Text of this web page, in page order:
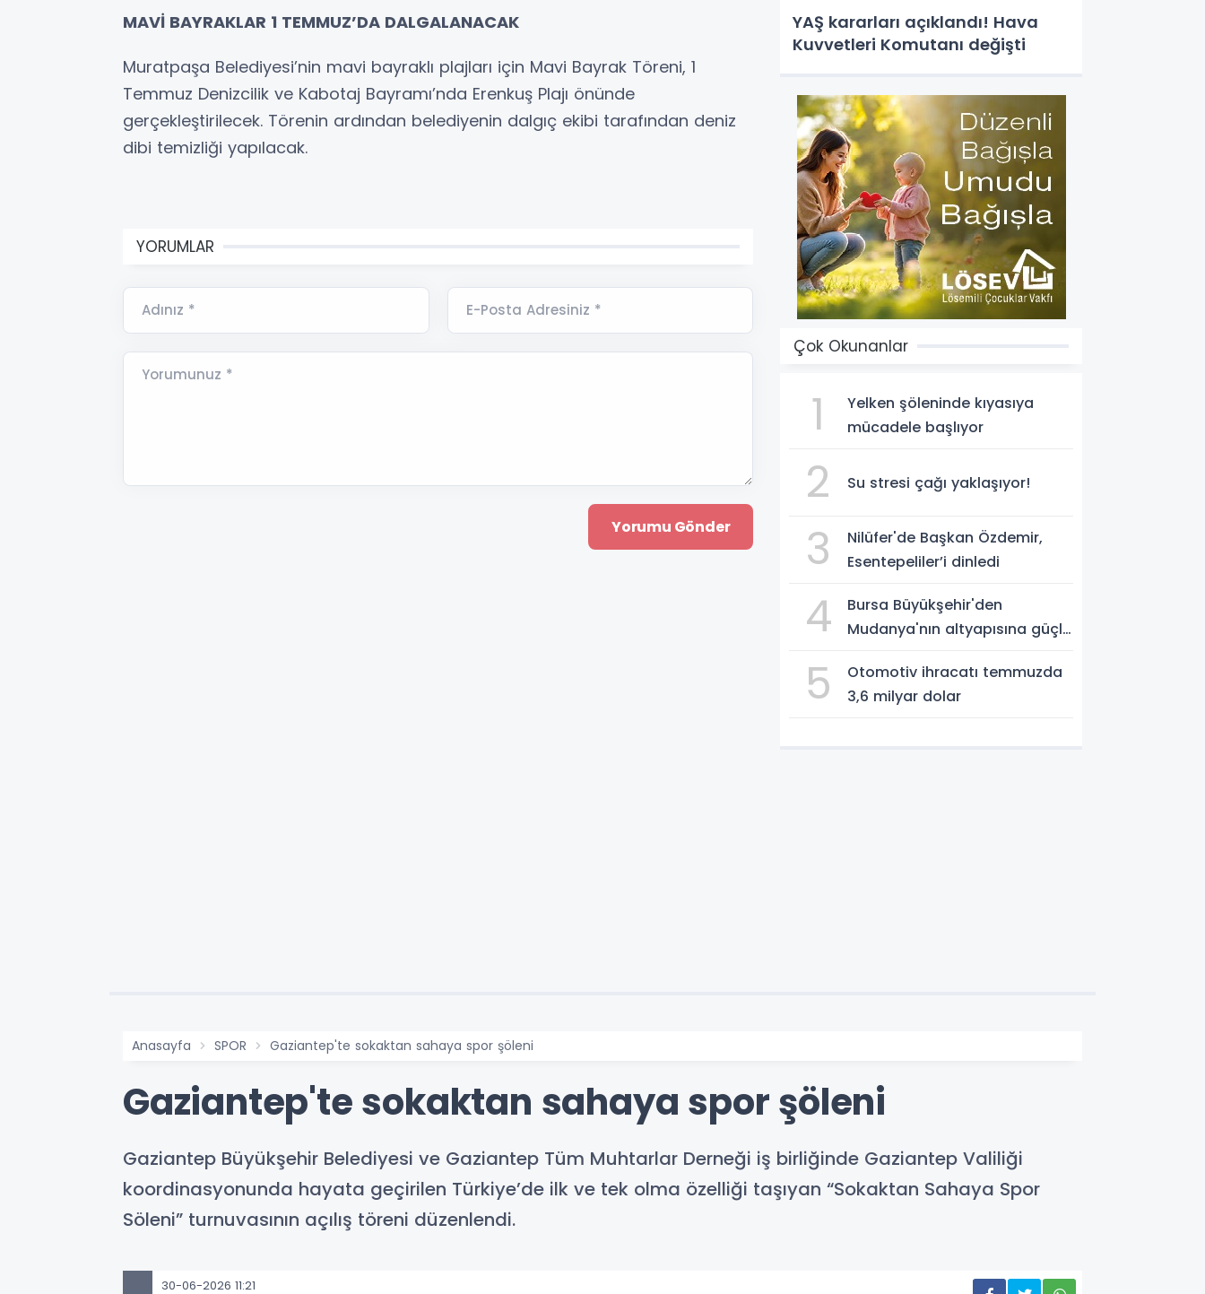
MAVİ BAYRAKLAR 1 TEMMUZ’DA DALGALANACAK
Muratpaşa Belediyesi’nin mavi bayraklı plajları için Mavi Bayrak Töreni, 1
Temmuz Denizcilik ve Kabotaj Bayramı’nda Erenkuş Plajı önünde
gerçekleştirilecek. Törenin ardından belediyenin dalgıç ekibi tarafından deniz
dibi temizliği yapılacak.
YORUMLAR
Adınız * E-Posta Adresiniz *
Yorumunuz *
YAŞ kararları açıklandı! Hava
Kuvvetleri Komutanı değişti
Çok Okunanlar
1
Yelken şöleninde kıyasıya
mücadele başlıyor
2 Su stresi çağı yaklaşıyor!
3
Nilüfer'de Başkan Özdemir,
Esentepeliler’i dinledi
4
Bursa Büyükşehir'den
Mudanya'nın altyapısına güçlü
5
Otomotiv ihracatı temmuzda
3,6 milyar dolar
Anasayfa SPOR Gaziantep'te sokaktan sahaya spor şöleni
Gaziantep'te sokaktan sahaya spor şöleni
Gaziantep Büyükşehir Belediyesi ve Gaziantep Tüm Muhtarlar Derneği iş birliğinde Gaziantep Valiliği
koordinasyonunda hayata geçirilen Türkiye’de ilk ve tek olma özelliği taşıyan “Sokaktan Sahaya Spor
Söleni” turnuvasının açılış töreni düzenlendi.
30-06-2026 11:21